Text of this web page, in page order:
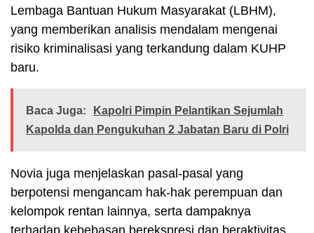
Lembaga Bantuan Hukum Masyarakat (LBHM),
yang memberikan analisis mendalam mengenai
risiko kriminalisasi yang terkandung dalam KUHP
baru.
Baca Juga:
Kapolri Pimpin Pelantikan Sejumlah
Kapolda dan Pengukuhan 2 Jabatan Baru di Polri
Novia juga menjelaskan pasal-pasal yang
berpotensi mengancam hak-hak perempuan dan
kelompok rentan lainnya, serta dampaknya